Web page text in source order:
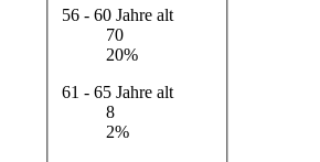
56 - 60 Jahre alt
70
20%
61 - 65 Jahre alt
8
2%